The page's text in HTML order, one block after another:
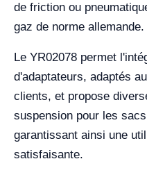
de friction ou
gaz de norme allemande.
Le YR02078 permet
d'adaptateurs, adaptés
clients, et propose
suspension pour les
garantissant ainsi une
satisfaisante.